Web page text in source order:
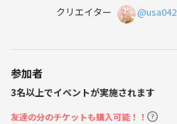
クリエイター
参加者
3名以上でイベントが実施されます
友達の分のチケットも購入可能！！